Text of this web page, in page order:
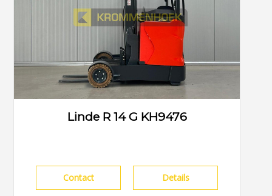
Linde R 14 G KH9476
Contact Details